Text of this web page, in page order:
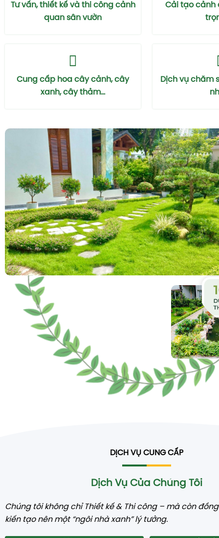
Tư vấn, thiết kế và thi công cảnh
quan sân vườn
Cải tạo cảnh
Cung cấp hoa cây cảnh, cây
xanh, cây thảm...
Dịch vụ chăm
DỊCH VỤ CUNG CẤP
Dịch Vụ Của Chúng Tôi
Chúng tôi không chỉ Thiết kế & Thi công – mà còn
kiến tạo nên một “ngôi nhà xanh” lý tưởng.